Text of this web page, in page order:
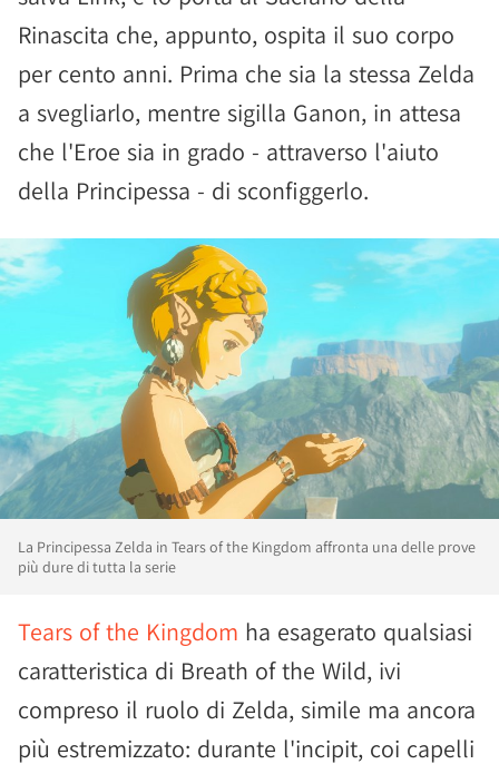
Rinascita che, appunto, ospita il suo corpo
per cento anni. Prima che sia la stessa Zelda
a svegliarlo, mentre sigilla Ganon, in attesa
che l'Eroe sia in grado - attraverso l'aiuto
della Principessa - di sconfiggerlo.
La Principessa Zelda in Tears of the Kingdom affronta una delle prove
più dure di tutta la serie
Tears of the Kingdom ha esagerato qualsiasi
caratteristica di Breath of the Wild, ivi
compreso il ruolo di Zelda, simile ma ancora
più estremizzato: durante l'incipit, coi capelli